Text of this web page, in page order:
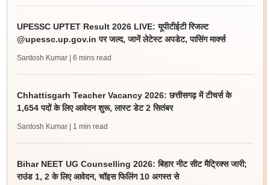
UPESSC UPTET Result 2026 LIVE: यूपीटीईटी रिजल्ट
@upessc.up.gov.in पर जल्द, जानें लेटेस्ट अपडेट, पासिंग मार्क्स
Santosh Kumar | 6 mins read
Chhattisgarh Teacher Vacancy 2026: छत्तीसगढ़ में टीचर्स के
1,654 पदों के लिए आवेदन शुरू, लास्ट डेट 2 सितंबर
Santosh Kumar | 1 min read
Bihar NEET UG Counselling 2026: बिहार नीट सीट मैट्रिक्स जारी;
राउंड 1, 2 के लिए आवेदन, चॉइस फिलिंग 10 अगस्त से